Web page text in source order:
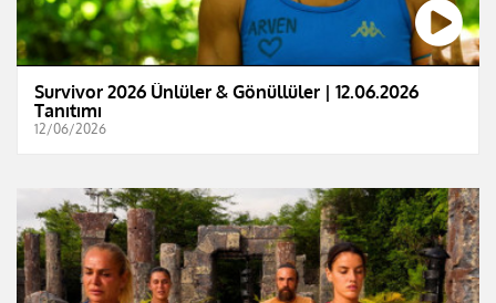
Survivor 2026 Ünlüler & Gönüllüler | 12.06.2026
Tanıtımı
12/06/2026